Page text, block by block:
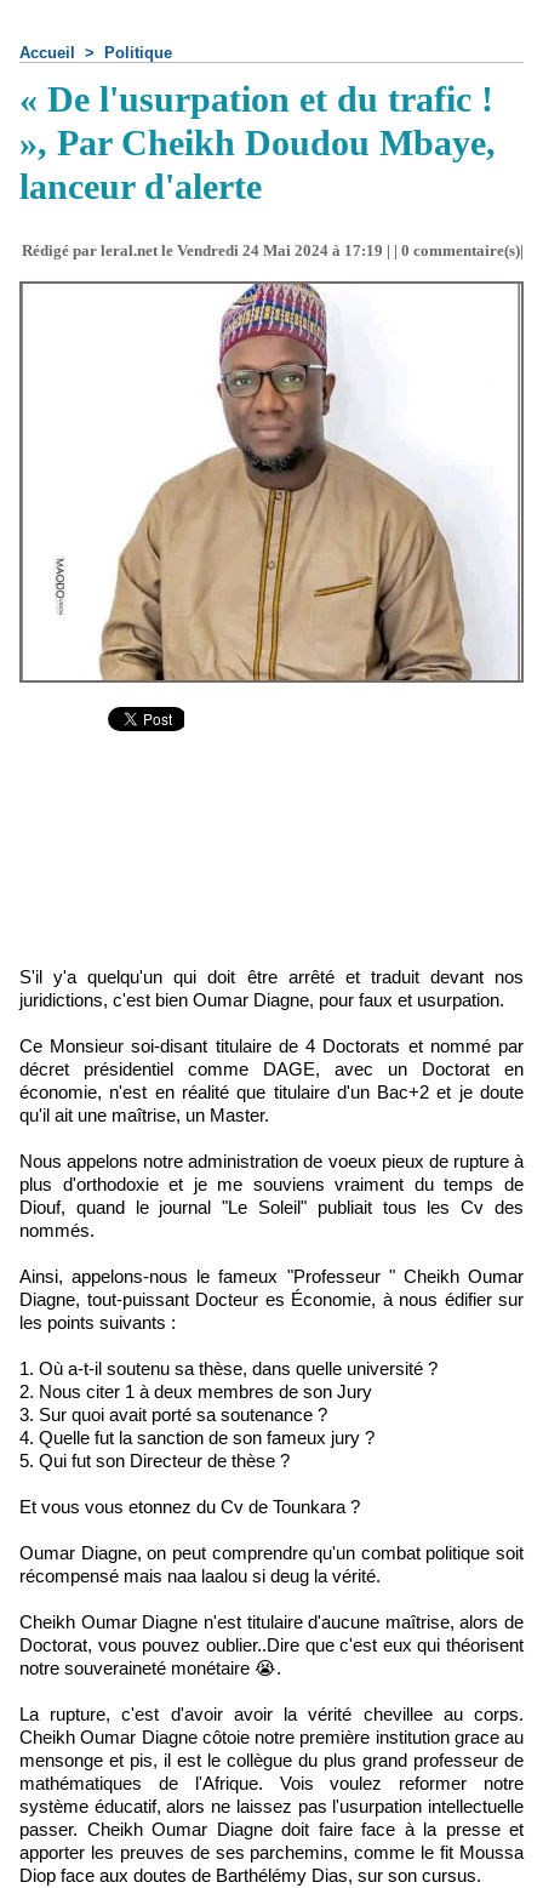
Accueil > Politique
« De l'usurpation et du trafic !
», Par Cheikh Doudou Mbaye,
lanceur d'alerte
Rédigé par leral.net le Vendredi 24 Mai 2024 à 17:19 | | 0 commentaire(s)|
S'il y'a quelqu'un qui doit être arrêté et traduit devant nos
juridictions, c'est bien Oumar Diagne, pour faux et usurpation.
Ce Monsieur soi-disant titulaire de 4 Doctorats et nommé par
décret présidentiel comme DAGE, avec un Doctorat en
économie, n'est en réalité que titulaire d'un Bac+2 et je doute
qu'il ait une maîtrise, un Master.
Nous appelons notre administration de voeux pieux de rupture à
plus d'orthodoxie et je me souviens vraiment du temps de
Diouf, quand le journal "Le Soleil" publiait tous les Cv des
nommés.
Ainsi, appelons-nous le fameux "Professeur " Cheikh Oumar
Diagne, tout-puissant Docteur es Économie, à nous édifier sur
les points suivants :
1. Où a-t-il soutenu sa thèse, dans quelle université ?
2. Nous citer 1 à deux membres de son Jury
3. Sur quoi avait porté sa soutenance ?
4. Quelle fut la sanction de son fameux jury ?
5. Qui fut son Directeur de thèse ?
Et vous vous etonnez du Cv de Tounkara ?
Oumar Diagne, on peut comprendre qu'un combat politique soit
récompensé mais naa laalou si deug la vérité.
Cheikh Oumar Diagne n'est titulaire d'aucune maîtrise, alors de
Doctorat, vous pouvez oublier..Dire que c'est eux qui théorisent
notre souveraineté monétaire 😭.
La rupture, c'est d'avoir avoir la vérité chevillee au corps.
Cheikh Oumar Diagne côtoie notre première institution grace au
mensonge et pis, il est le collègue du plus grand professeur de
mathématiques de l'Afrique. Vois voulez reformer notre
système éducatif, alors ne laissez pas l'usurpation intellectuelle
passer. Cheikh Oumar Diagne doit faire face à la presse et
apporter les preuves de ses parchemins, comme le fit Moussa
Diop face aux doutes de Barthélémy Dias, sur son cursus.